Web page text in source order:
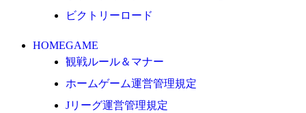
奈良クラブ明治安田Ｊ3リーグ 2026/27シーズン
観戦ルール＆マナー
FANCOMMUNITY
2026/27ファンコミュニティ
ビクトリーロード
HOMEGAME
観戦ルール＆マナー
ホームゲーム運営管理規定
Jリーグ運営管理規定